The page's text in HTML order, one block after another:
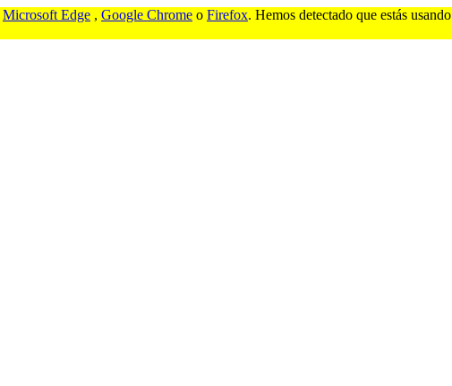
Microsoft Edge , Google Chrome o Firefox. Hemos detectado que estás